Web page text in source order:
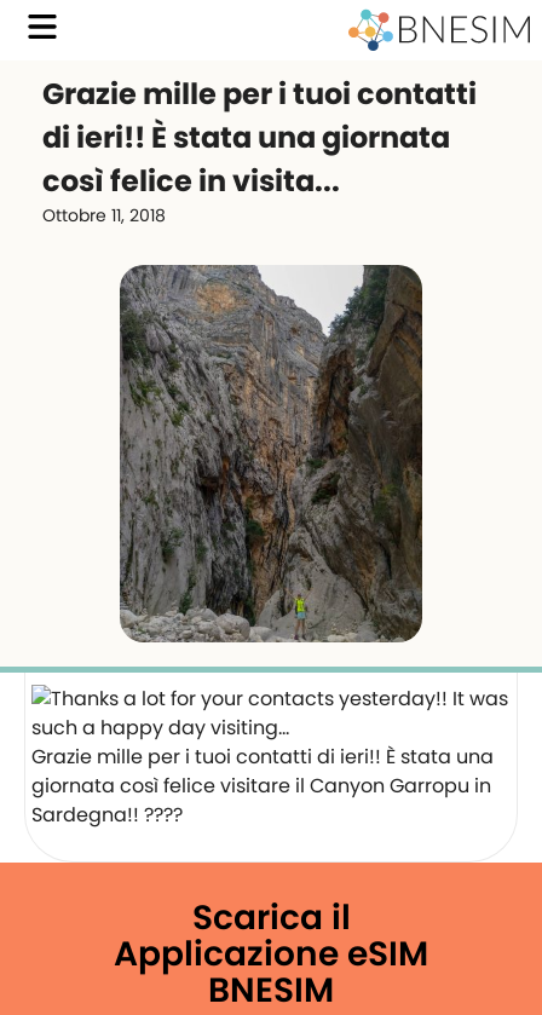
Grazie mille per i tuoi contatti
di ieri!! È stata una giornata
così felice in visita...
Ottobre 11, 2018
Grazie mille per i tuoi contatti di ieri!! È stata una
giornata così felice visitare il Canyon Garropu in
Sardegna!! ????
Scarica il
Applicazione eSIM
BNESIM